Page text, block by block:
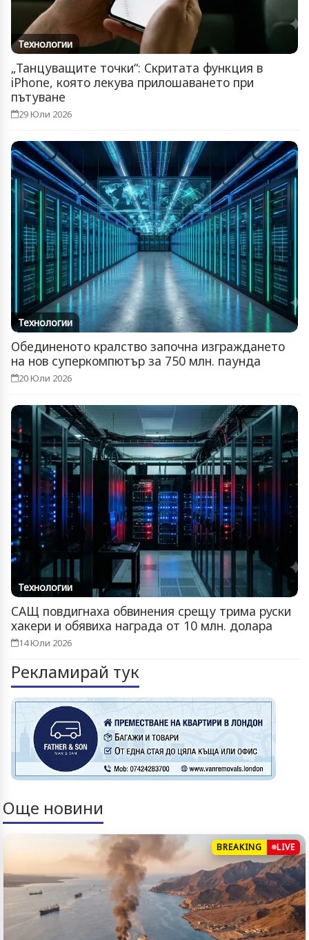
Технологии
„Танцуващите точки“: Скритата функция в
iPhone, която лекува прилошаването при
пътуване
29 Юли 2026
Технологии
Обединеното кралство започна изграждането
на нов суперкомпютър за 750 млн. паунда
20 Юли 2026
Технологии
САЩ повдигнаха обвинения срещу трима руски
хакери и обявиха награда от 10 млн. долара
14 Юли 2026
Рекламирай тук
Още новини
BREAKING LIVE